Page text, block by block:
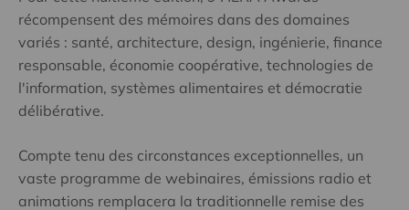
récompensent des mémoires dans des domaines
variés : santé, architecture, design, ingénierie, finance
responsable, économie coopérative, technologies de
l'information, systèmes alimentaires et démocratie
délibérative.
Compte tenu des circonstances exceptionnelles, un
vaste programme de webinaires, émissions radio et
animations remplacera la traditionnelle remise des